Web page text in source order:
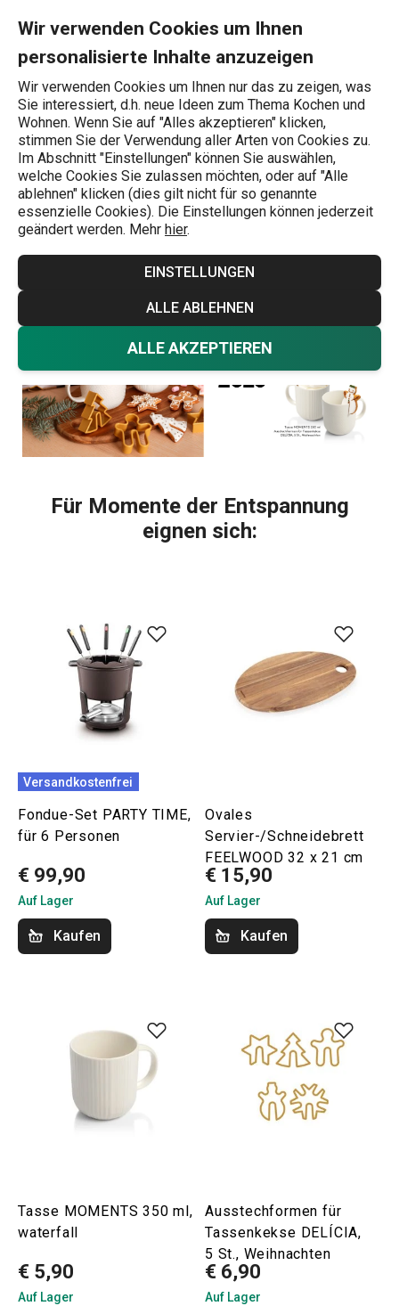
Wir verwenden Cookies um Ihnen
personalisierte Inhalte anzuzeigen
Wir verwenden Cookies um Ihnen nur das zu zeigen, was
Sie interessiert, d.h. neue Ideen zum Thema Kochen und
Wohnen. Wenn Sie auf "Alles akzeptieren" klicken,
stimmen Sie der Verwendung aller Arten von Cookies zu.
Im Abschnitt "Einstellungen" können Sie auswählen,
welche Cookies Sie zulassen möchten, oder auf "Alle
ablehnen" klicken (dies gilt nicht für so genannte
essenzielle Cookies). Die Einstellungen können jederzeit
geändert werden. Mehr hier.
EINSTELLUNGEN
ALLE ABLEHNEN
ALLE AKZEPTIEREN
Wonach suchen Sie?
Tescoma News
Frohes neues Jahr
2026
Tescoma News 18.12.2025
Für Momente der Entspannung
eignen sich:
Versandkostenfrei
Fondue-Set PARTY TIME,
für 6 Personen
€ 99,90
Auf Lager
Kaufen
Ovales
Servier-/Schneidebrett
FEELWOOD 32 x 21 cm
€ 15,90
Auf Lager
Kaufen
Tasse MOMENTS 350 ml,
waterfall
€ 5,90
Auf Lager
Ausstechformen für
Tassenkekse DELÍCIA,
5 St., Weihnachten
€ 6,90
Auf Lager